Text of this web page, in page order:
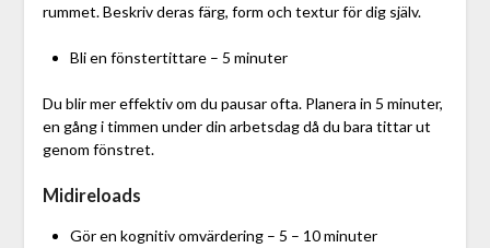
rummet. Beskriv deras färg, form och textur för dig själv.
Bli en fönstertittare – 5 minuter
Du blir mer effektiv om du pausar ofta. Planera in 5 minuter,
en gång i timmen under din arbetsdag då du bara tittar ut
genom fönstret.
Midireloads
Gör en kognitiv omvärdering – 5 – 10 minuter